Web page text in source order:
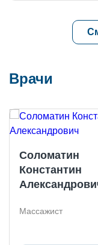
Врачи
Соломатин
Константин
Массажист